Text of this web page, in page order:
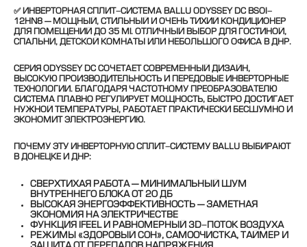
✅ ИНВЕРТОРНАЯ СПЛИТ-СИСТЕМА BALLU ODYSSEY DC BSOI-
12HN8 — МОЩНЫЙ, СТИЛЬНЫЙ И ОЧЕНЬ ТИХИЙ КОНДИЦИОНЕР
ДЛЯ ПОМЕЩЕНИЙ ДО 35 М². ОТЛИЧНЫЙ ВЫБОР ДЛЯ ГОСТИНОЙ,
СПАЛЬНИ, ДЕТСКОЙ КОМНАТЫ ИЛИ НЕБОЛЬШОГО ОФИСА В ДНР.
СЕРИЯ ODYSSEY DC СОЧЕТАЕТ СОВРЕМЕННЫЙ ДИЗАЙН,
ВЫСОКУЮ ПРОИЗВОДИТЕЛЬНОСТЬ И ПЕРЕДОВЫЕ ИНВЕРТОРНЫЕ
ТЕХНОЛОГИИ. БЛАГОДАРЯ ЧАСТОТНОМУ ПРЕОБРАЗОВАТЕЛЮ
СИСТЕМА ПЛАВНО РЕГУЛИРУЕТ МОЩНОСТЬ, БЫСТРО ДОСТИГАЕТ
НУЖНОЙ ТЕМПЕРАТУРЫ, РАБОТАЕТ ПРАКТИЧЕСКИ БЕСШУМНО И
ЭКОНОМИТ ЭЛЕКТРОЭНЕРГИЮ.
ПОЧЕМУ ЭТУ ИНВЕРТОРНУЮ СПЛИТ-СИСТЕМУ BALLU ВЫБИРАЮТ
В ДОНЕЦКЕ И ДНР:
СВЕРХТИХАЯ РАБОТА — МИНИМАЛЬНЫЙ ШУМ
ВНУТРЕННЕГО БЛОКА ОТ 20 ДБ
ВЫСОКАЯ ЭНЕРГОЭФФЕКТИВНОСТЬ — ЗАМЕТНАЯ
ЭКОНОМИЯ НА ЭЛЕКТРИЧЕСТВЕ
ФУНКЦИЯ IFEEL И РАВНОМЕРНЫЙ 3D-ПОТОК ВОЗДУХА
РЕЖИМЫ «ЗДОРОВЫЙ СОН», САМООЧИСТКА, ТАЙМЕР И